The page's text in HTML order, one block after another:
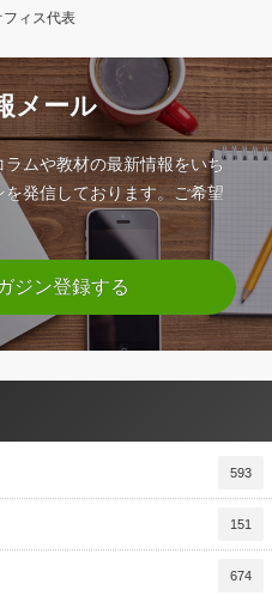
フィス代表
メール
ムや教材の最新情報をいち
発信しております。ご希望
ジン登録する
593
151
674